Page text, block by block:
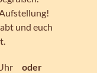
und euch
oder